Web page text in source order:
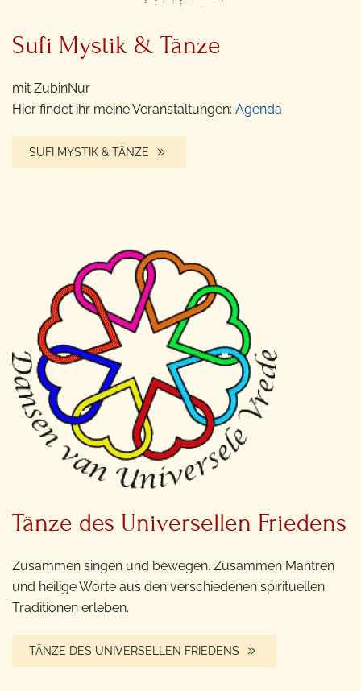
Sufi Mystik & Tänze
mit ZubinNur
Hier findet ihr meine Veranstaltungen: Agenda
SUFI MYSTIK & TÄNZE
Tänze des Universellen Friedens
Zusammen singen und bewegen. Zusammen Mantren
und heilige Worte aus den verschiedenen spirituellen
Traditionen erleben.
TÄNZE DES UNIVERSELLEN FRIEDENS